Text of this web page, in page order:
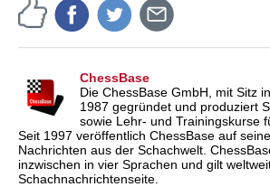
ChessBase
Die ChessBase GmbH, mit Sitz
1987 gegründet und produziert
sowie Lehr- und Trainingskurse
Seit 1997 veröffentlich ChessBase auf
Nachrichten aus der Schachwelt.
inzwischen in vier Sprachen und gilt
Schachnachrichtenseite.